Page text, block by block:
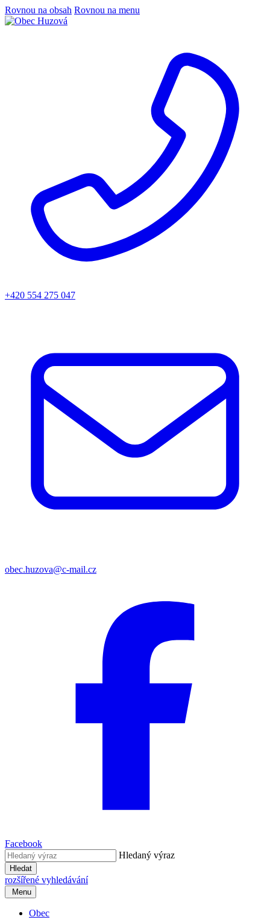
Rovnou na obsah Rovnou na menu
+420 554 275 047
obec.huzova@c-mail.cz
Facebook
Hledaný výraz
Hledat
rozšířené vyhledávání
Menu
Obec